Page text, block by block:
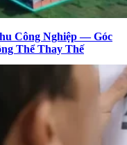
Công Nghiệp — Góc
Thể Thay Thế